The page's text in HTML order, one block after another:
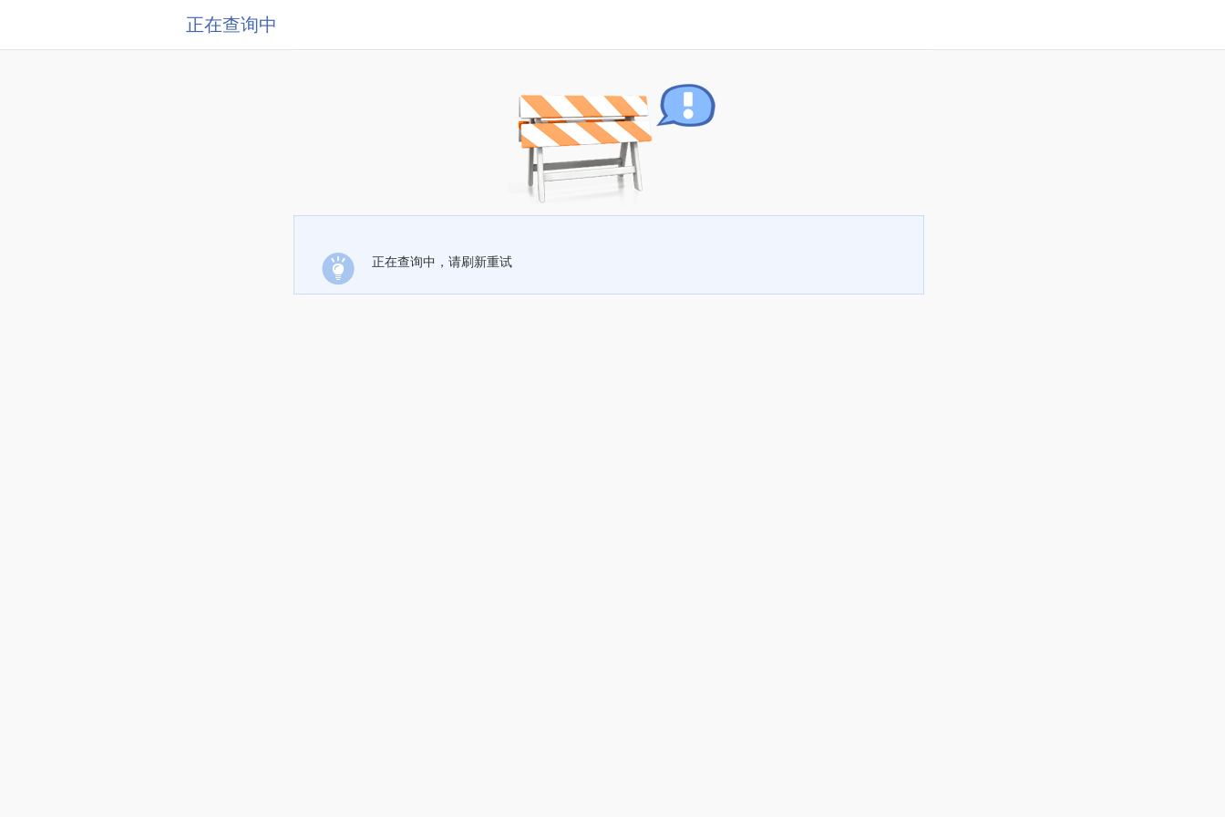
正在查询中
正在查询中，请刷新重试